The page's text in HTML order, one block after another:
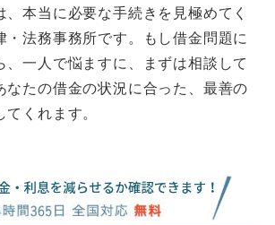
、本当に必要な手続きを見極めてく
・法務事務所です。もし借金問題に
、一人で悩ますに、まずは相談して
なたの借金の状況に合った、最善の
くれます。